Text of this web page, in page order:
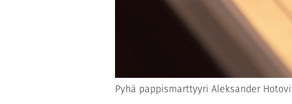
Pyhä pappismarttyyri Aleksander